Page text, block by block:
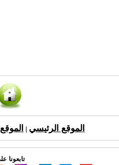
الموقع الرئيسي
تابعونا